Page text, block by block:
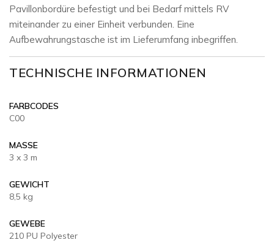
Pavillonbordüre befestigt und bei Bedarf mittels RV
miteinander zu einer Einheit verbunden. Eine
Aufbewahrungstasche ist im Lieferumfang inbegriffen.
TECHNISCHE INFORMATIONEN
FARBCODES
C00
MASSE
3 x 3 m
GEWICHT
8,5 kg
GEWEBE
210 PU Polyester